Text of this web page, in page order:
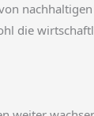
die